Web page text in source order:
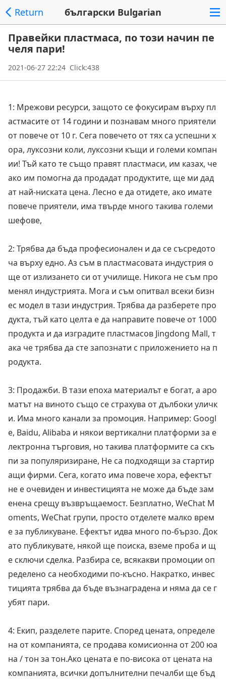
Return български Bulgarian
Правейки пластмаса, по този начин пе
челя пари!
2021-06-27 22:24 Click:438
1: Мрежови ресурси, защото се фокусирам върху пл
астмасите от 14 години и познавам много приятели
от повече от 10 г. Сега повечето от тях са успешни х
ора, луксозни коли, луксозни къщи и големи компан
ии! Тъй като те също правят пластмаси, им казах, че
ако им помогна да продадат продуктите, ще ми дад
ат най-ниската цена. Лесно е да отидете, ако имате
повече приятели, има твърде много такива големи
шефове,
2: Трябва да бъда професионален и да се съсредото
ча върху едно. Аз съм в пластмасовата индустрия о
ще от излизането си от училище. Никога не съм про
менял индустрията. Мога и съм опитвал всеки бизн
ес модел в тази индустрия. Трябва да разберете про
дукта, тъй като целта е да направите повече от 1000
продукта и да изградите пластмасов Jingdong Mall, т
ака че трябва да сте запознати с приложението на п
родукта.
3: Продажби. В тази епоха материалът е богат, а аро
матът на виното също се страхува от дълбоки уличк
и. Има много канали за промоция. Например: Googl
e, Baidu, Alibaba и някои вертикални платформи за е
лектронна търговия, но такива платформите са скъ
пи за популяризиране, Не са подходящи за стартир
ащи фирми. Сега, когато има повече хора, ефектът
не е очевиден и инвестицията не може да бъде зам
енена срещу възвръщаемост. Безплатно, WeChat M
oments, WeChat групи, просто отделете малко врем
е за публикуване. Ефектът идва много по-бързо. Док
ато публикувате, някой ще поиска, вземе проба и щ
е сключи сделка. Разбира се, всякакви промоции оп
ределено са необходими по-късно. Накратко, инвес
тицията трябва да бъде възнаградена и няма да се г
убят пари.
4: Екип, разделете парите. Според цената, определе
на от компанията, се продава комисионна от 200 юа
на / тон за тон.Ако цената е по-висока от цената на
компанията, всички допълнителни печалби ще бъд